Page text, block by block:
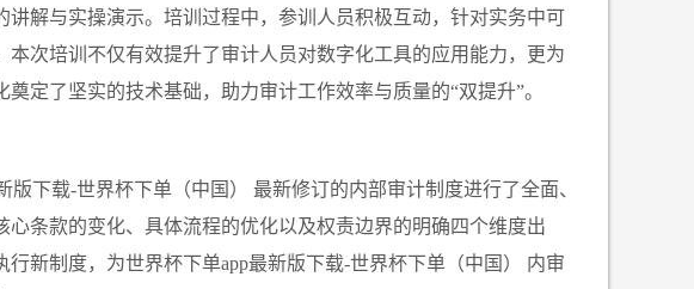
解与实操演示。培训过程中，参训人员积极互动，针对实务中可
次培训不仅有效提升了审计人员对数字化工具的应用能力，更为
定了坚实的技术基础，助力审计工作效率与质量的“双提升”。
版下载-世界杯下单（中国） 最新修订的内部审计制度进行了全面、
条款的变化、具体流程的优化以及权责边界的明确四个维度出
新制度，为世界杯下单app最新版下载-世界杯下单（中国） 内审